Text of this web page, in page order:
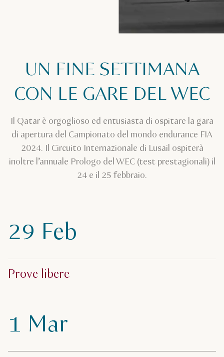
UN FINE SETTIMANA
CON LE GARE DEL WEC
Il Qatar è orgoglioso ed entusiasta di ospitare la gara
di apertura del Campionato del mondo endurance FIA
2024. Il Circuito Internazionale di Lusail ospiterà
inoltre l’annuale Prologo del WEC (test prestagionali) il
24 e il 25 febbraio.
29 Feb
Prove libere
1 Mar